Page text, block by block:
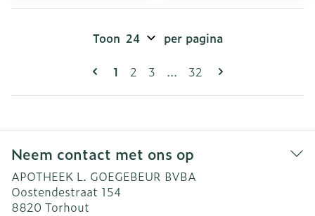
Pagina's
U lees momenteel pagina
1 Pagina
2 Pagina
3 ... Pagina
32
Toon per pagina
Neem contact met ons op
APOTHEEK L. GOEGEBEUR BVBA
Oostendestraat 154
8820 Torhout